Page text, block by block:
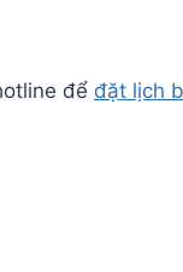
để đặt lịch